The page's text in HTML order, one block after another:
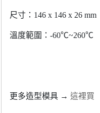
尺寸：146 x 146 x 26 mm
溫度範圍：-60℃~260℃
更多造型模具 → 這裡買